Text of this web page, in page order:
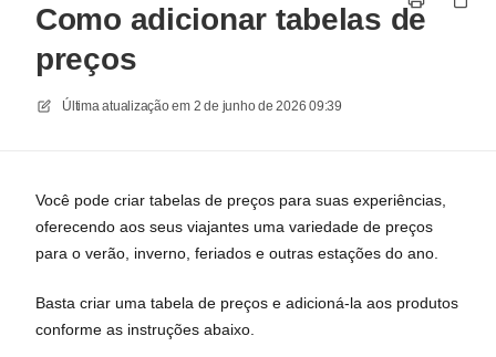
Como adicionar tabelas de
preços
Última atualização em 2 de junho de 2026 09:39
Você pode criar tabelas de preços para suas experiências,
oferecendo aos seus viajantes uma variedade de preços
para o verão, inverno, feriados e outras estações do ano.
Basta criar uma tabela de preços e adicioná-la aos produtos
conforme as instruções abaixo.